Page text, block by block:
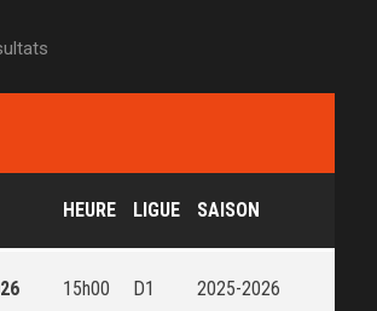
HEURE LIGUE SAISON
15h00 D1 2025-2026